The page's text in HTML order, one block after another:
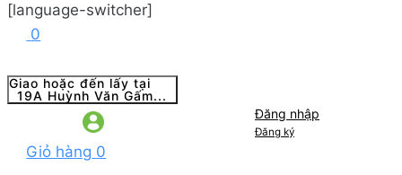
[language-switcher]
0
Giao hoặc đến lấy tại
19A Huỳnh Văn Gấm...
Đăng nhập
Đăng ký
Giỏ hàng 0